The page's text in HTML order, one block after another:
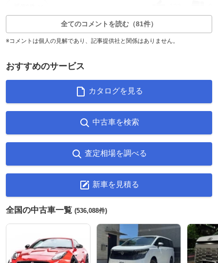
全てのコメントを読む（81件）
※コメントは個人の見解であり、記事提供社と関係はありません。
おすすめのサービス
カタログを見る
中古車を検索
査定相場を調べる
新車を見積る
全国の中古車一覧 (536,088件)